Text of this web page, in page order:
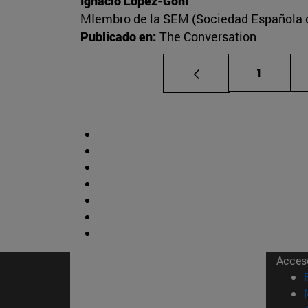
MIembro de la SEM (Sociedad
Publicado en: The Conversation
Página
1